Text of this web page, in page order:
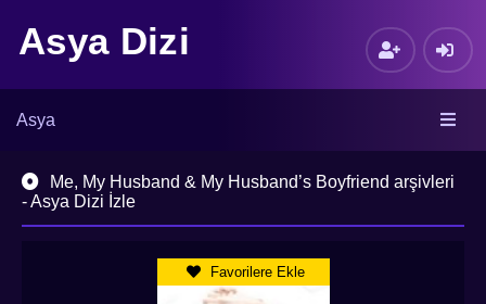
Asya Dizi
Asya
Me, My Husband & My Husband’s Boyfriend arşivleri
- Asya Dizi İzle
Favorilere Ekle